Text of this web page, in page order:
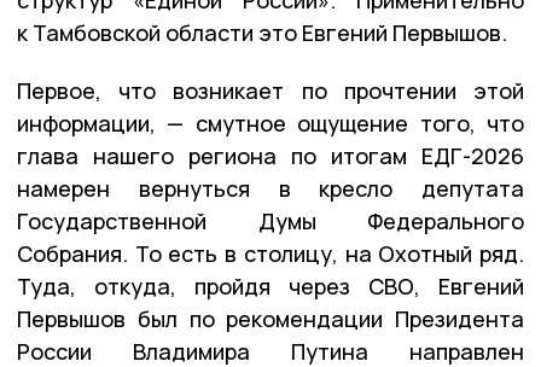
к Тамбовской области это Евгений Первышов.
Первое, что возникает по прочтении этой
информации, — смутное ощущение того, что
глава нашего региона по итогам ЕДГ-2026
намерен вернуться в кресло депутата
Государственной Думы Федерального
Собрания. То есть в столицу, на Охотный ряд.
Туда, откуда, пройдя через СВО, Евгений
Первышов был по рекомендации Президента
России Владимира Путина направлен